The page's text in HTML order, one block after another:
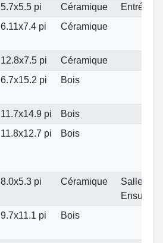
5.7x5.5 pi Céramique
Entrée
6.11x7.4 pi Céramique
12.8x7.5 pi
Céramique
6.7x15.2 pi Bois
11.7x14.9 pi
Bois
11.8x12.7 pi Bois
8.0x5.3 pi Céramique
Salle de
Ensuite
9.7x11.1 pi Bois